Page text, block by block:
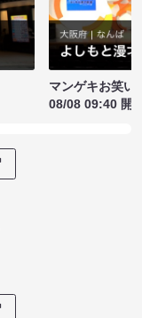
マンゲキお笑い
08/08 09:40 開